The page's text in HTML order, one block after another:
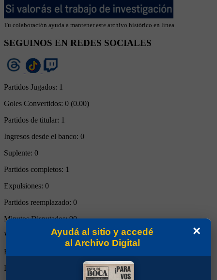
Tu colaboración ayuda a mantener este archivo histórico en línea
SEGUINOS EN REDES SOCIALES
Partidos Jugados: 1
Goles Convertidos: 0 (0.00)
Partidos de titular: 1
Ingresos desde el banco: 0
Suplente: 0
Partidos completos: 1
Expulsiones: 0
Partidos reemplazado: 0
Minutos Disputados:90
Victorias:
Empates:
Derrotas:
×
Ayudá al sitio y accedé
al Archivo Digital